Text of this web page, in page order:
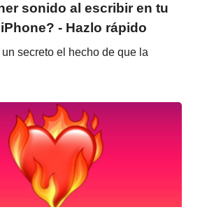
sonido al escribir en tu
- Hazlo rápido
secreto el hecho de que la